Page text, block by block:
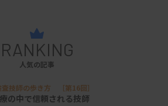
RANKING
人気の記事
査技師の歩き方 ［第16回］
の中で信頼される技師